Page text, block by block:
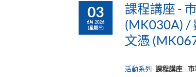
03
6月 2026
(星期三)
課程講座 -
(MK030A) /
文憑
活動系列 課程講座 -